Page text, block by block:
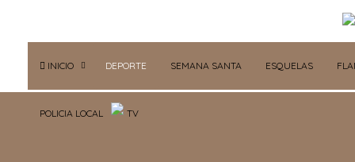
INICIO DEPORTE SEMANA SANTA ESQUELAS
POLICIA LOCAL TV